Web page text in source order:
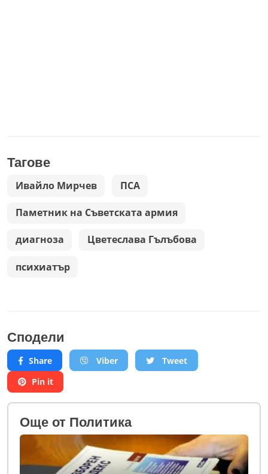
Тагове
Ивайло Мирчев ПСА
Паметник на Съветската армия
диагноза Цветеслава Гълъбова
психиатър
Сподели
Share Viber
Tweet
Pin it
Oще от Политика